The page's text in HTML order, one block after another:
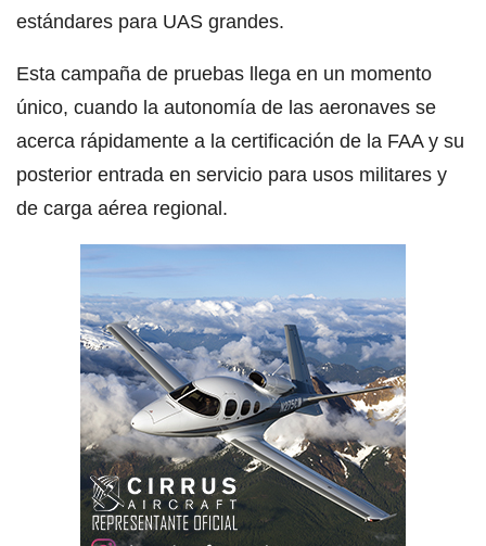
estándares para UAS grandes.
Esta campaña de pruebas llega en un momento
único, cuando la autonomía de las aeronaves se
acerca rápidamente a la certificación de la FAA y su
posterior entrada en servicio para usos militares y
de carga aérea regional.